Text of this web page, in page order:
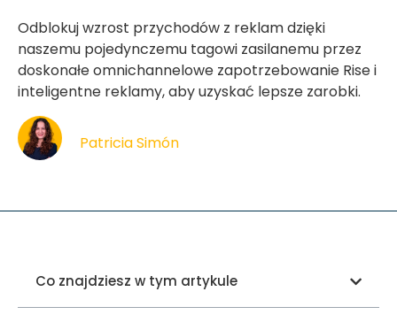
Odblokuj wzrost przychodów z reklam dzięki
naszemu pojedynczemu tagowi zasilanemu przez
doskonałe omnichannelowe zapotrzebowanie Rise i
inteligentne reklamy, aby uzyskać lepsze zarobki.
Patricia Simón
Co znajdziesz w tym artykule